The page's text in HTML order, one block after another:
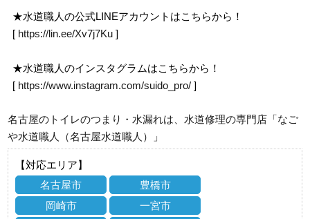
★水道職人の公式LINEアカウントはこちらから！
[ https://lin.ee/Xv7j7Ku ]
★水道職人のインスタグラムはこちらから！
[ https://www.instagram.com/suido_pro/ ]
名古屋のトイレのつまり・水漏れは、水道修理の専門店「なご
や水道職人（名古屋水道職人）」
【対応エリア】
名古屋市
豊橋市
岡崎市
一宮市